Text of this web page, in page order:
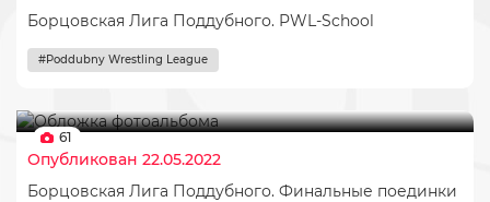
Борцовская Лига Поддубного. PWL-School
#Poddubny Wrestling League
61
Опубликован 22.05.2022
Борцовская Лига Поддубного. Финальные поединки